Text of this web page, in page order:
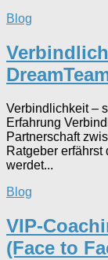
Blog
Verbindlichkeit –
Erfahrung
Partnerschaft
Ratgeber erfährst
werdet...
Blog
VIP-
(Face to